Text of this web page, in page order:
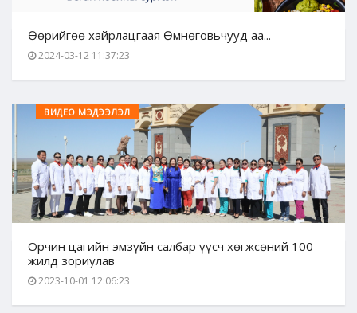
Өөрийгөө хайрлацгаая Өмнөговьчууд аа...
2024-03-12 11:37:23
ВИДЕО МЭДЭЭЛЭЛ
Орчин цагийн эмзүйн салбар үүсч хөгжсөний 100
жилд зориулав
2023-10-01 12:06:23